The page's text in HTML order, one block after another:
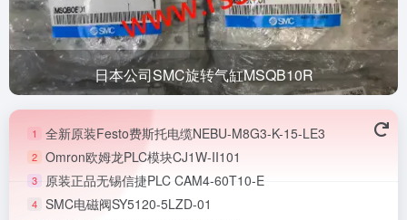
日本公司SMC旋转气缸MSQB10R
1 全新原装Festo费斯托电缆NEBU-M8G3-K-15-LE3
2 Omron欧姆龙PLC模块CJ1W-II101
3 原装正品无锡信捷PLC CAM4-60T10-E
4 SMC电磁阀SY5120-5LZD-01